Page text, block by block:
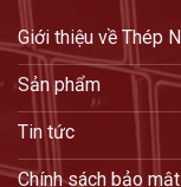
Giới thiệu về Thép
Sản phẩm
Tin tức
Chính sách bảo